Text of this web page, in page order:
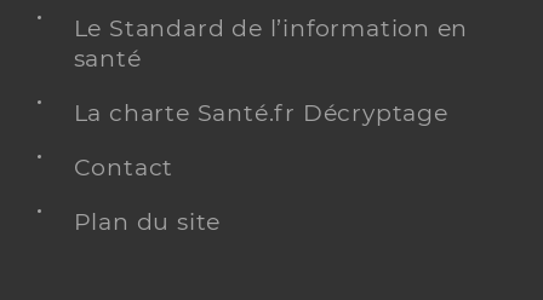
Le Standard de l’information en
santé
La charte Santé.fr Décryptage
Contact
Plan du site